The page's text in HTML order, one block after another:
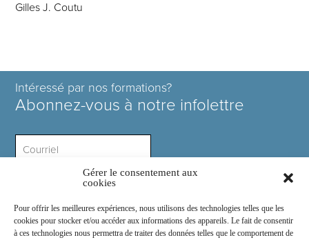
Gérer le consentement aux
cookies
Pour offrir les meilleures expériences, nous utilisons des technologies telles que les
cookies pour stocker et/ou accéder aux informations des appareils. Le fait de consentir
à ces technologies nous permettra de traiter des données telles que le comportement de
Gilles J. Coutu
Intéressé par nos formations?
Abonnez-vous à notre infolettre